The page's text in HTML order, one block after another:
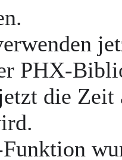
PHX-
die